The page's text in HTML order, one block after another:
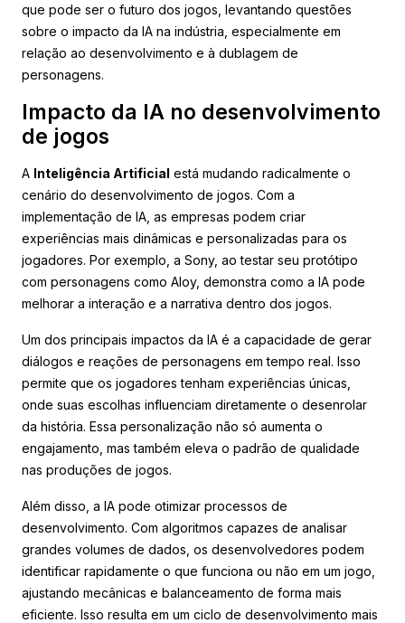
que pode ser o futuro dos jogos, levantando questões
sobre o impacto da IA na indústria, especialmente em
relação ao desenvolvimento e à dublagem de
personagens.
Impacto da IA no desenvolvimento
de jogos
A Inteligência Artificial está mudando radicalmente o
cenário do desenvolvimento de jogos. Com a
implementação de IA, as empresas podem criar
experiências mais dinâmicas e personalizadas para os
jogadores. Por exemplo, a Sony, ao testar seu protótipo
com personagens como Aloy, demonstra como a IA pode
melhorar a interação e a narrativa dentro dos jogos.
Um dos principais impactos da IA é a capacidade de gerar
diálogos e reações de personagens em tempo real. Isso
permite que os jogadores tenham experiências únicas,
onde suas escolhas influenciam diretamente o desenrolar
da história. Essa personalização não só aumenta o
engajamento, mas também eleva o padrão de qualidade
nas produções de jogos.
Além disso, a IA pode otimizar processos de
desenvolvimento. Com algoritmos capazes de analisar
grandes volumes de dados, os desenvolvedores podem
identificar rapidamente o que funciona ou não em um jogo,
ajustando mecânicas e balanceamento de forma mais
eficiente. Isso resulta em um ciclo de desenvolvimento mais